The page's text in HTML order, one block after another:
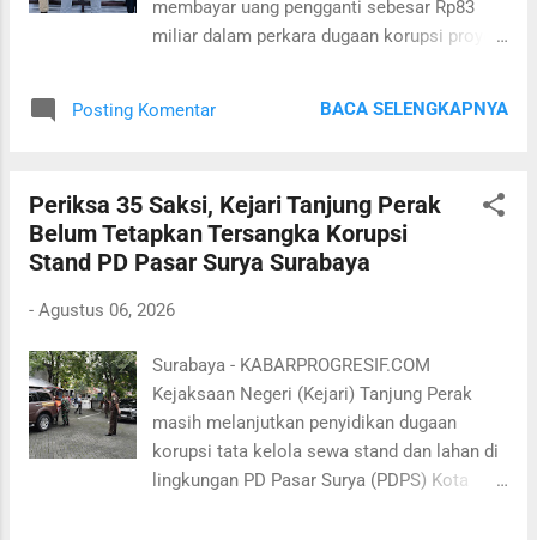
pidana penjara selama tiga tahun, pidana
denda sebesar Rp1 miliar, subsider 190 hari
amar tuntutan. Sebelumnya eks Dirut APBS,
membayar uang pengganti sebesar Rp83
miliar dalam perkara dugaan korupsi proyek
Sementara tiga pejabat PT Pelabuhan
Agustus 2026. Jaksa Penuntut Umum (JPU)
Kejari Tanjung Perak menyampaikan
tuntutan tersebut dalam sidang di
Surabaya, Rabu 5 Agustus 2026. Selain
Firmansyah juga dituntut pidana penjara
selama empat tahun serta denda Rp1 miliar
subsider 190 hari kurungan. Nilai uang
pengganti sebesar Rp83 miliar itu sama
dengan total kerugian negara yang diduga
Posting Komentar BACA SELENGKAPNYA
Periksa 35 Saksi, Kejari Tanjung Perak
Belum Tetapkan Tersangka Korupsi
Stand PD Pasar Surya Surabaya
- Agustus 06, 2026
Surabaya - KABARPROGRESIF.COM
Kejaksaan Negeri (Kejari) Tanjung Perak
masih melanjutkan penyidikan dugaan
korupsi tata kelola sewa stand dan lahan di
lingkungan PD Pasar Surya (PDPS) Kota